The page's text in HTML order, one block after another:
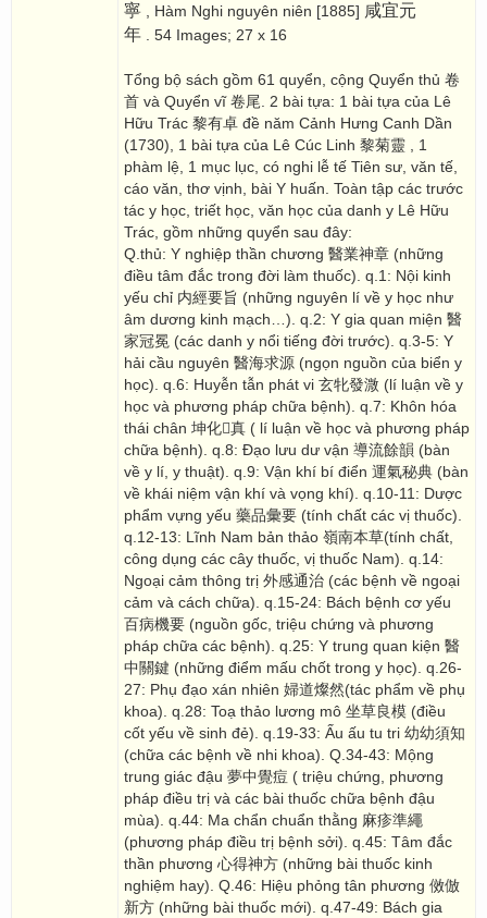
寧 , Hàm Nghi nguyên niên [1885] 咸宜元
年 . 54 Images; 27 x 16
Tổng bộ sách gồm 61 quyển, cộng Quyển thủ 卷
首 và Quyển vĩ 卷尾. 2 bài tựa: 1 bài tựa của Lê
Hữu Trác 黎有卓 đề năm Cảnh Hưng Canh Dần
(1730), 1 bài tựa của Lê Cúc Linh 黎菊靈 , 1
phàm lệ, 1 mục lục, có nghi lễ tế Tiên sư, văn tế,
cáo văn, thơ vịnh, bài Y huấn. Toàn tập các trước
tác y học, triết học, văn học của danh y Lê Hữu
Trác, gồm những quyển sau đây:
Q.thủ: Y nghiệp thần chương 醫業神章 (những
điều tâm đắc trong đời làm thuốc). q.1: Nội kinh
yếu chỉ 内經要旨 (những nguyên lí về y học như
âm dương kinh mạch…). q.2: Y gia quan miện 醫
家冠冕 (các danh y nổi tiếng đời trước). q.3-5: Y
hải cầu nguyên 醫海求源 (ngọn nguồn của biển y
học). q.6: Huyễn tẫn phát vi 玄牝發溦 (lí luận về y
học và phương pháp chữa bệnh). q.7: Khôn hóa
thái chân 坤化񠈚真 ( lí luận về học và phương pháp
chữa bệnh). q.8: Đạo lưu dư vận 導流餘韻 (bàn
về y lí, y thuật). q.9: Vận khí bí điển 運氣秘典 (bàn
về khái niệm vận khí và vọng khí). q.10-11: Dược
phẩm vựng yếu 藥品彙要 (tính chất các vị thuốc).
q.12-13: Lĩnh Nam bản thảo 嶺南本草(tính chất,
công dụng các cây thuốc, vị thuốc Nam). q.14:
Ngoại cảm thông trị 外感通治 (các bệnh về ngoại
cảm và cách chữa). q.15-24: Bách bệnh cơ yếu
百病機要 (nguồn gốc, triệu chứng và phương
pháp chữa các bệnh). q.25: Y trung quan kiện 醫
中關鍵 (những điểm mấu chốt trong y học). q.26-
27: Phụ đạo xán nhiên 婦道燦然(tác phẩm về phụ
khoa). q.28: Toạ thảo lương mô 坐草良模 (điều
cốt yếu về sinh đẻ). q.19-33: Ấu ấu tu tri 幼幼須知
(chữa các bệnh về nhi khoa). Q.34-43: Mộng
trung giác đậu 夢中覺痘 ( triệu chứng, phương
pháp điều trị và các bài thuốc chữa bệnh đậu
mùa). q.44: Ma chẩn chuẩn thằng 麻疹準繩
(phương pháp điều trị bệnh sởi). q.45: Tâm đắc
thần phương 心得神方 (những bài thuốc kinh
nghiệm hay). Q.46: Hiệu phỏng tân phương 傚倣
新方 (những bài thuốc mới). q.47-49: Bách gia